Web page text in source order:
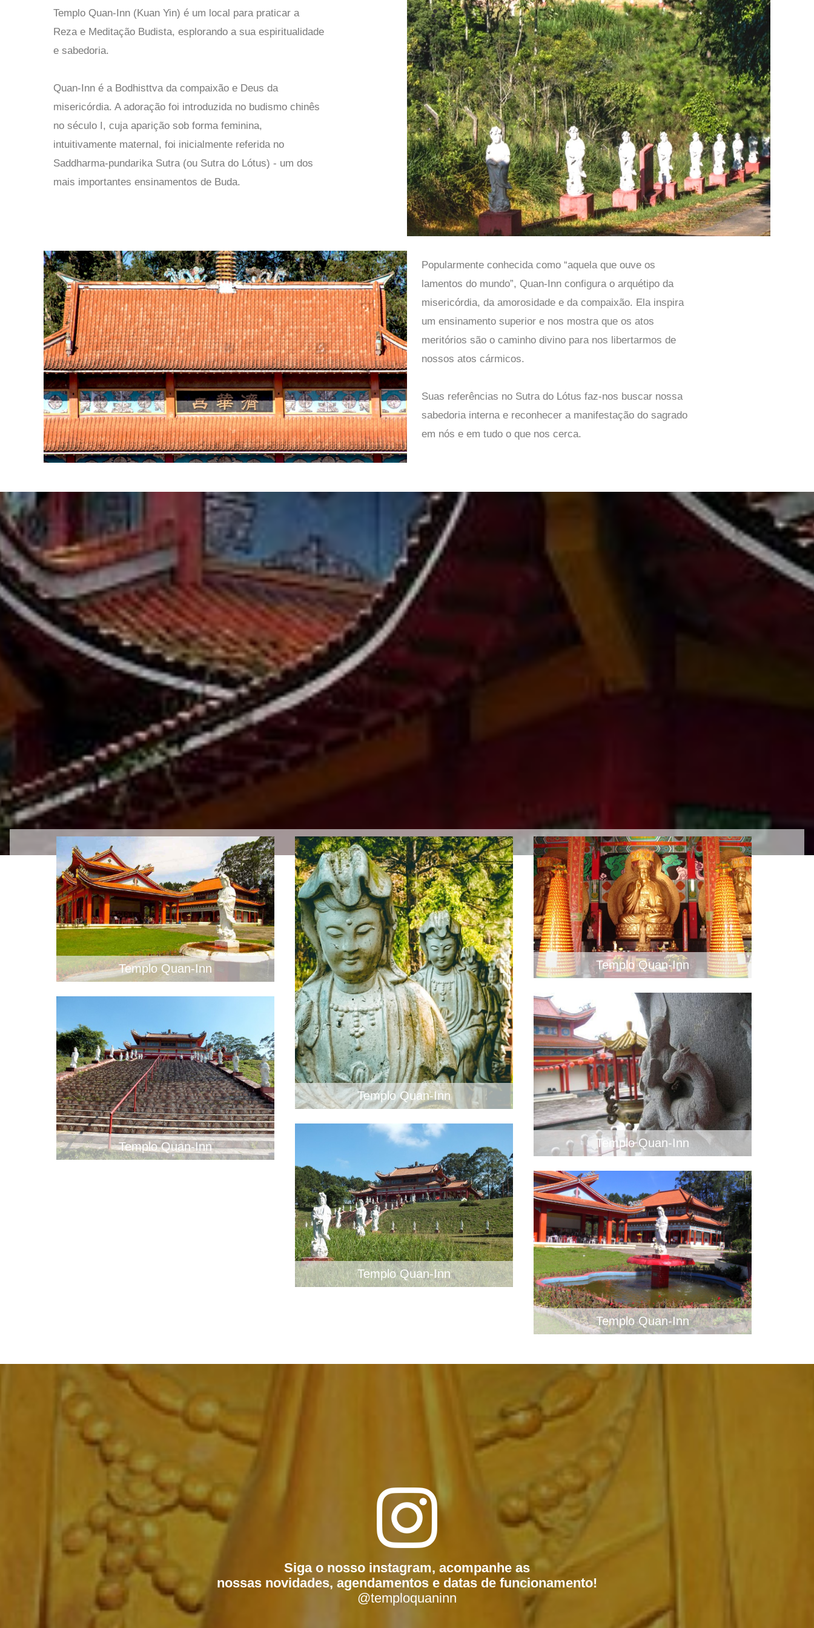
Templo Quan-Inn (Kuan Yin) é um local para praticar a
Reza e Meditação Budista, esplorando a sua espiritualidade
e sabedoria.
Quan-Inn é a Bodhisttva da compaixão e Deus da
misericórdia. A adoração foi introduzida no budismo chinês
no século I, cuja aparição sob forma feminina,
intuitivamente maternal, foi inicialmente referida no
Saddharma-pundarika Sutra (ou Sutra do Lótus) - um dos
mais importantes ensinamentos de Buda.
Popularmente conhecida como “aquela que ouve os
lamentos do mundo”, Quan-Inn configura o arquétipo da
misericórdia, da amorosidade e da compaixão. Ela inspira
um ensinamento superior e nos mostra que os atos
meritórios são o caminho divino para nos libertarmos de
nossos atos cármicos.
Suas referências no Sutra do Lótus faz-nos buscar nossa
sabedoria interna e reconhecer a manifestação do sagrado
em nós e em tudo o que nos cerca.
Templo Quan-Inn
Templo Quan-Inn
Templo Quan-Inn
Templo Quan-Inn
Templo Quan-Inn
Templo Quan-Inn
Templo Quan-Inn
Siga o nosso instagram, acompanhe as
nossas novidades, agendamentos e datas de funcionamento!
@temploquaninn